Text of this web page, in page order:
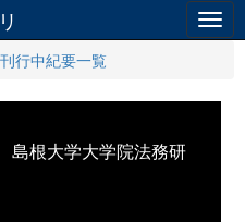
刊行中紀要一覧
島根大学大学院法務研